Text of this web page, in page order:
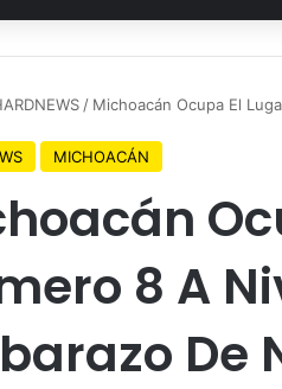
/ Michoacán Ocupa El
MICHOACÁN
8 A
De